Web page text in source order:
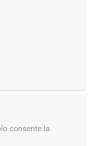
consente la